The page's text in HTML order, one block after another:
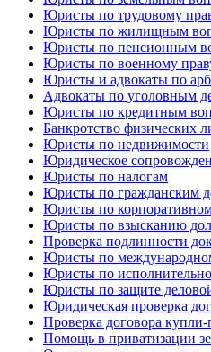
Юристы по трудовому
Юристы по жилищным
Юристы по пенсионным
Юристы по военному
Юристы и адвокаты по
Адвокаты по уголовным
Юристы по кредитным
Банкротство физических
Юристы по недвижимости
Юридическое
Юристы по налогам
Юристы по гражданским
Юристы по
Юристы по взысканию
Проверка подлинности
Юристы по
Юристы по
Юристы по защите
Юридическая проверка
Проверка договора
Помощь в приватизации